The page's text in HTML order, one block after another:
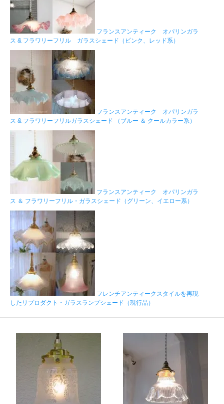
フランスアンティーク オパリンガラ
ス & フラワリーフリル ガラスシェード（ピンク、レッド系）
フランスアンティーク オパリンガラ
ス & フラワリーフリルガラスシェード （ブルー ＆ クールカラー系）
フランスアンティーク オパリンガラ
ス ＆ フラワリーフリル・ガラスシェード（グリーン、イエロー系）
フレンチアンティークスタイルを再現
したリプロダクト・ガラスランプシェード（現行品）